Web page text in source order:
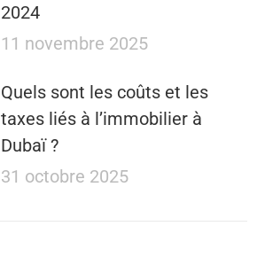
2024
11 novembre 2025
Quels sont les coûts et les
taxes liés à l’immobilier à
Dubaï ?
31 octobre 2025